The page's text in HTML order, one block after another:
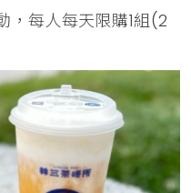
，每人每天限購1組(2